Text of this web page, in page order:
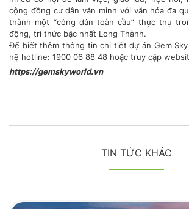
cộng đồng cư dân văn minh với văn hóa đa
thành một “công dân toàn cầu” thực thụ
động, trí thức bậc nhất Long Thành.
Để biết thêm thông tin chi tiết dự án Gem
hệ hotline: 1900 06 88 48 hoặc truy cập
https://gemskyworld.vn
TIN TỨC KHÁC